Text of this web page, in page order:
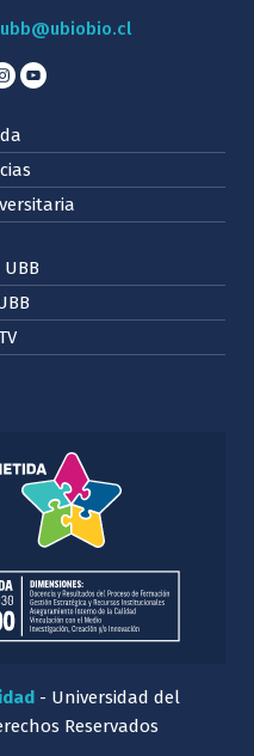
- Universidad del
Reservados